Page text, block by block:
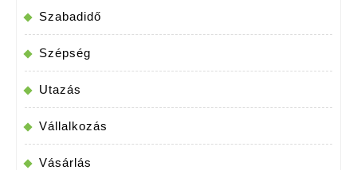
Szabadidő
Szépség
Utazás
Vállalkozás
Vásárlás